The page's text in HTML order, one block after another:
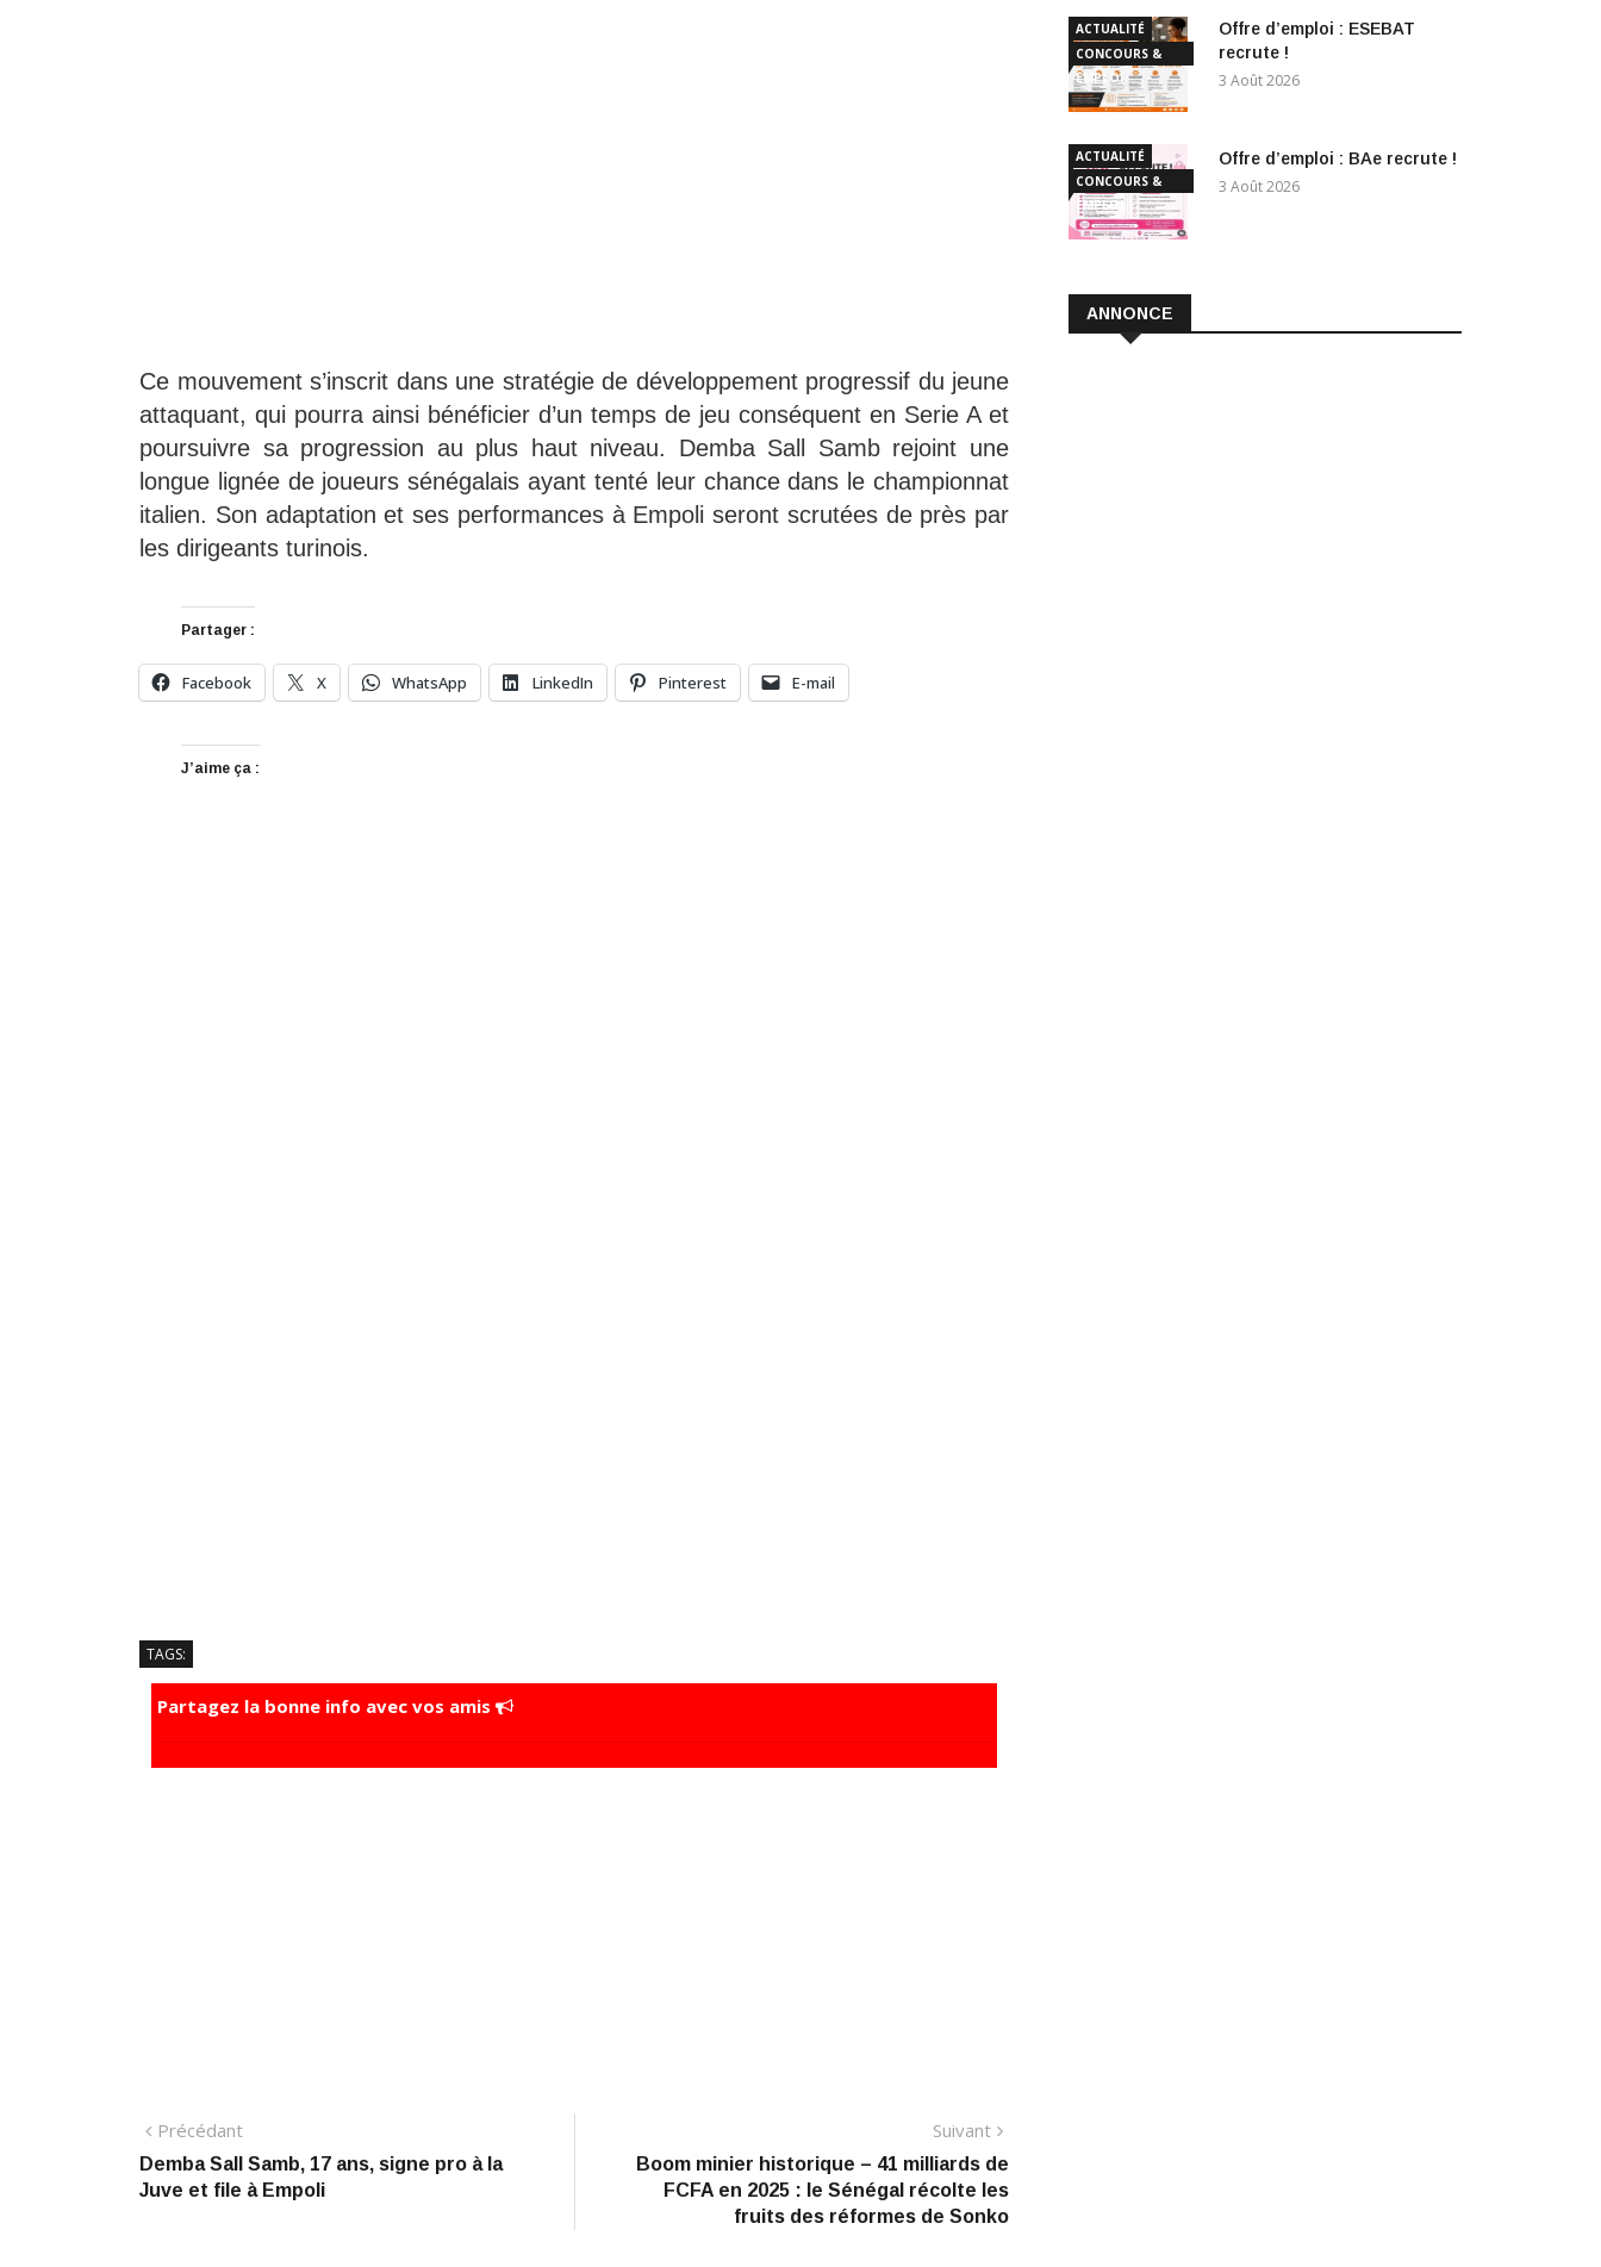
Ce mouvement s’inscrit dans une stratégie de développement progressif du jeune
attaquant, qui pourra ainsi bénéficier d’un temps de jeu conséquent en Serie A et
poursuivre sa progression au plus haut niveau. Demba Sall Samb rejoint une
longue lignée de joueurs sénégalais ayant tenté leur chance dans le championnat
italien. Son adaptation et ses performances à Empoli seront scrutées de près par
les dirigeants turinois.
Partager :
Facebook X WhatsApp LinkedIn Pinterest E-mail
J’aime ça :
TAGS:
Partagez la bonne info avec vos amis
Navigation
de
PrécédantPrécédant:
Demba Sall Samb, 17 ans, signe pro à la
Juve et file à Empoli
Suivant
Boom minier historique – 41 milliards de
FCFA en 2025 : le Sénégal récolte les
fruits des réformes de Sonko
ACTUALITÉ
CONCOURS &
EMPLOI
Offre d’emploi : ESEBAT
recrute !
3 Août 2026
ACTUALITÉ
CONCOURS &
EMPLOI
Offre d’emploi : BAe recrute !
3 Août 2026
ANNONCE